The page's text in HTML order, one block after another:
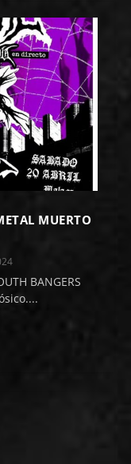
MUERTO
BANGERS